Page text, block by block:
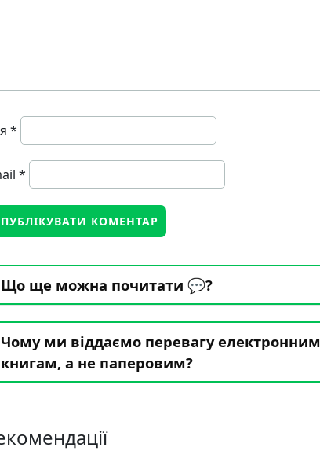
*
*
Що ще можна почитати 💬?
Чому ми віддаємо перевагу електронним
книгам, а не паперовим?